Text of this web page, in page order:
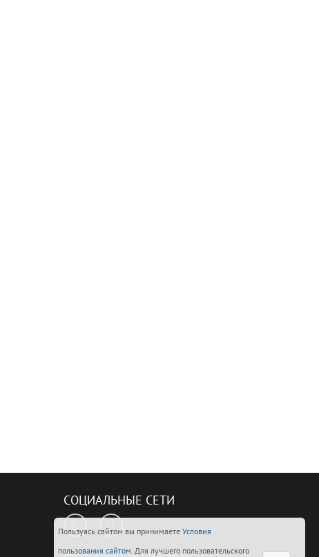
СОЦИАЛЬНЫЕ СЕТИ
Пользуясь сайтом вы принимаете Условия
пользования сайтом. Для лучшего пользовательского